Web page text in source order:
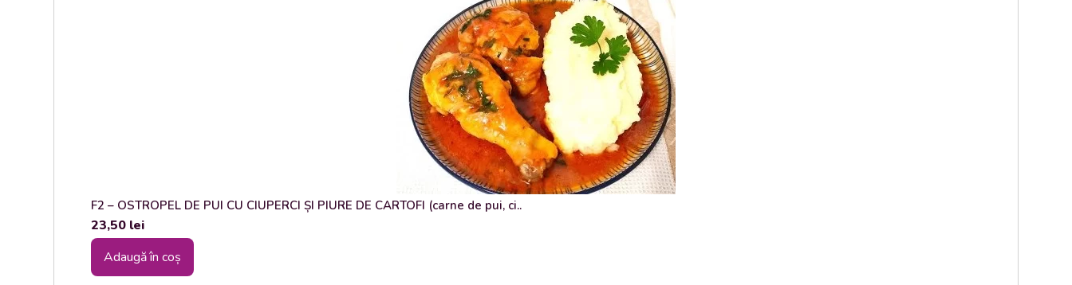
F2 – OSTROPEL DE PUI CU CIUPERCI ȘI PIURE DE CARTOFI (carne de pui, ci..
23,50 lei
Adaugă în coș